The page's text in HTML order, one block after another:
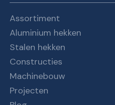
Assortiment
Aluminium hekken
Stalen hekken
Constructies
Machinebouw
Projecten